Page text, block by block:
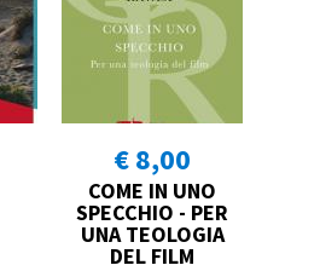
€ 8,00
COME IN UNO
SPECCHIO - PER
UNA TEOLOGIA
DEL FILM